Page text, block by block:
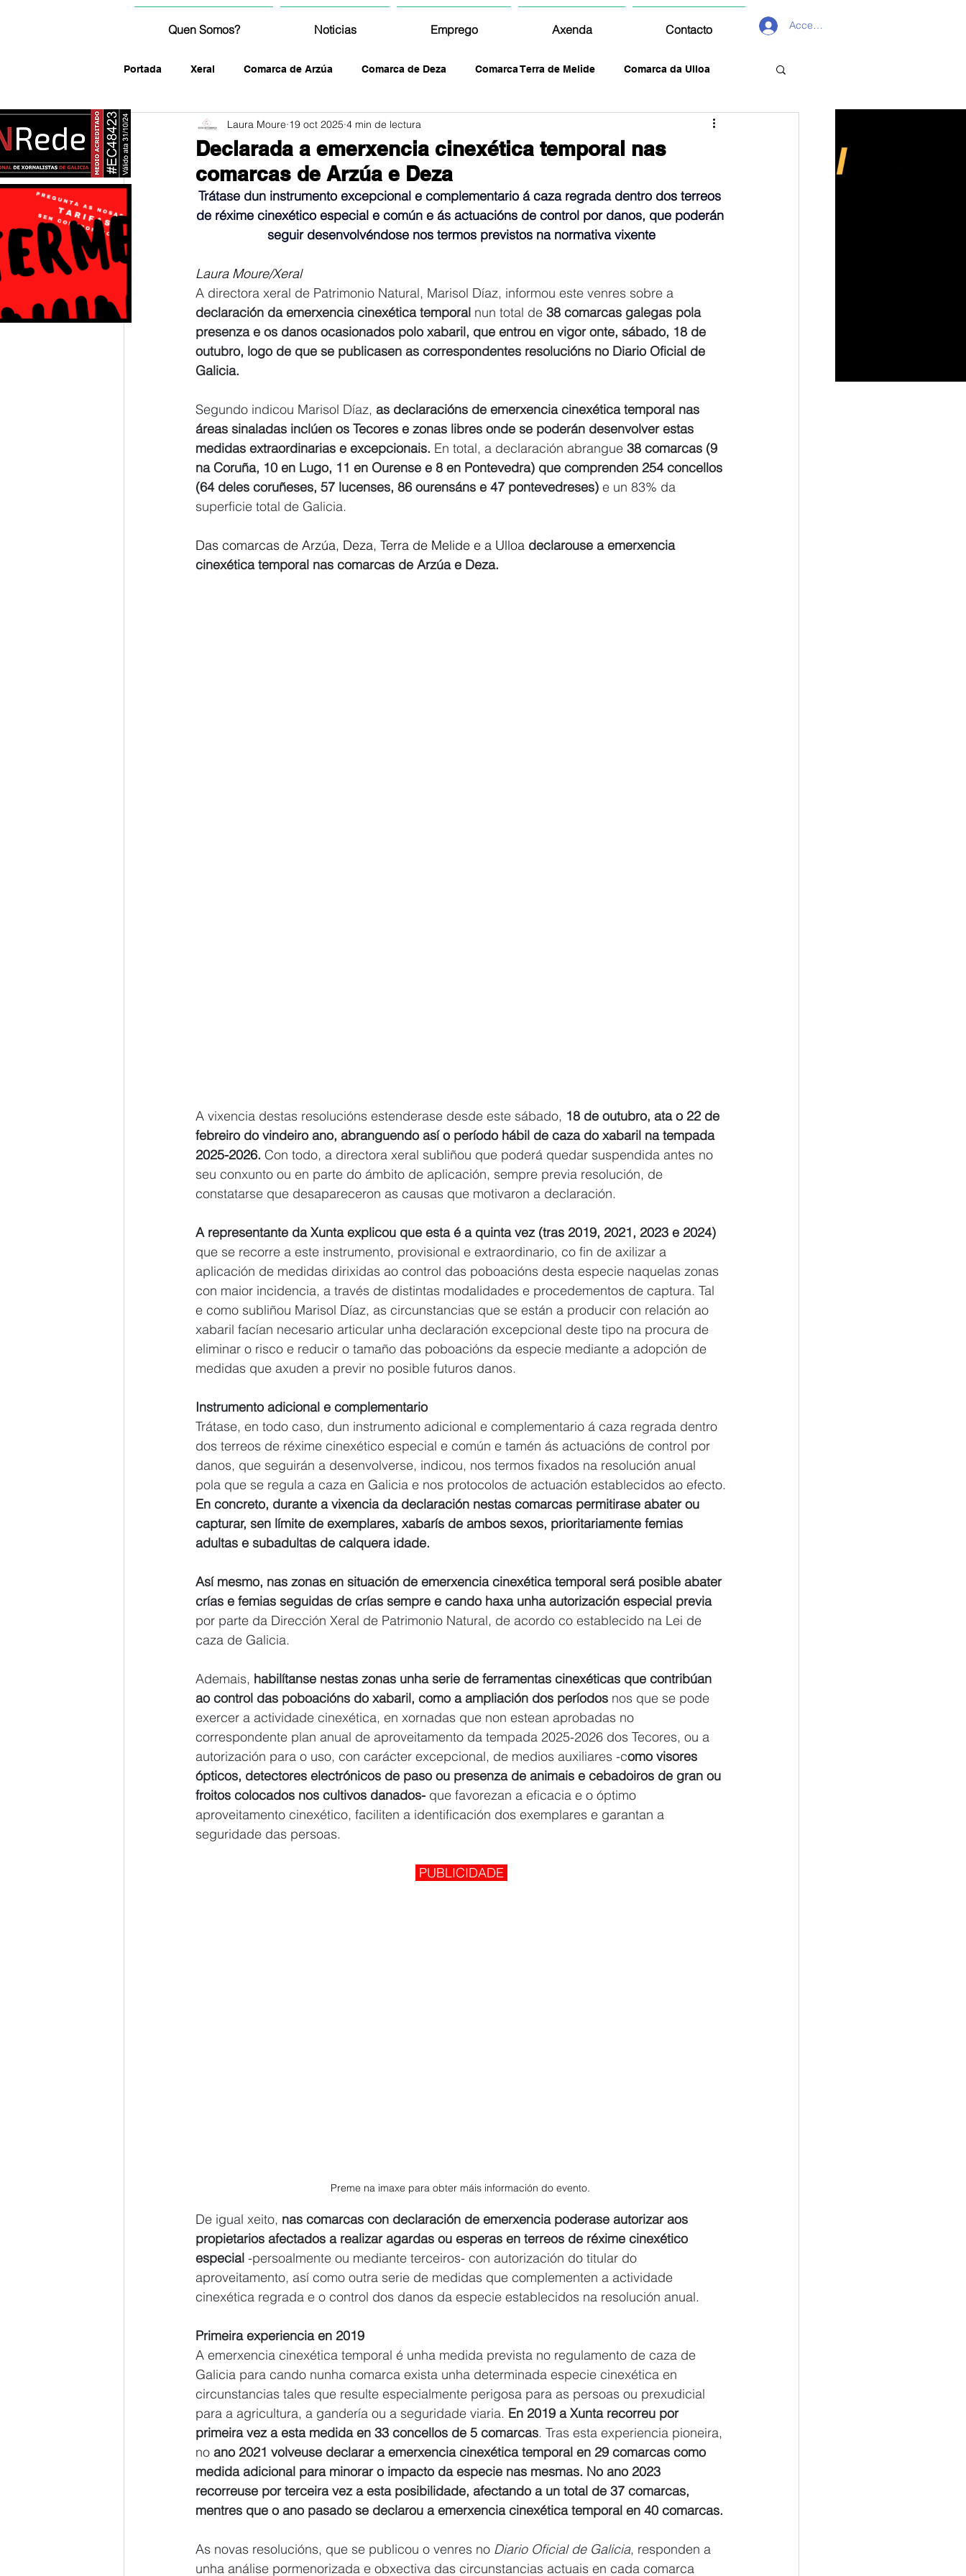
Quen Somos? Noticias Emprego Axenda Contacto Acceder
Portada Xeral Comarca de Arzúa Comarca de Deza Comarca Terra de Melide Comarca da Ulloa
fotografía
Declarada a emerxencia cinexética temporal nas
comarcas de Arzúa e Deza
Laura Moure 19 oct 2025 4 min de lectura
Trátase dun instrumento excepcional e complementario á caza regrada dentro dos terreos
de réxime cinexético especial e común e ás actuacións de control por danos, que poderán
seguir desenvolvéndose nos termos previstos na normativa vixente
Laura Moure/Xeral
A directora xeral de Patrimonio Natural, Marisol Díaz, informou este venres sobre a
declaración da emerxencia cinexética temporal nun total de 38 comarcas galegas pola
presenza e os danos ocasionados polo xabaril, que entrou en vigor onte, sábado, 18 de
outubro, logo de que se publicasen as correspondentes resolucións no Diario Oficial de
Galicia.
Segundo indicou Marisol Díaz, as declaracións de emerxencia cinexética temporal nas
áreas sinaladas inclúen os Tecores e zonas libres onde se poderán desenvolver estas
medidas extraordinarias e excepcionais. En total, a declaración abrangue 38 comarcas (9
na Coruña, 10 en Lugo, 11 en Ourense e 8 en Pontevedra) que comprenden 254 concellos
(64 deles coruñeses, 57 lucenses, 86 ourensáns e 47 pontevedreses) e un 83% da
superficie total de Galicia.
Das comarcas de Arzúa, Deza, Terra de Melide e a Ulloa declarouse a emerxencia
cinexética temporal nas comarcas de Arzúa e Deza.
A vixencia destas resolucións estenderase desde este sábado, 18 de outubro, ata o 22 de
febreiro do vindeiro ano, abranguendo así o período hábil de caza do xabaril na tempada
2025-2026. Con todo, a directora xeral subliñou que poderá quedar suspendida antes no
seu conxunto ou en parte do ámbito de aplicación, sempre previa resolución, de
constatarse que desapareceron as causas que motivaron a declaración.
A representante da Xunta explicou que esta é a quinta vez (tras 2019, 2021, 2023 e 2024)
que se recorre a este instrumento, provisional e extraordinario, co fin de axilizar a
aplicación de medidas dirixidas ao control das poboacións desta especie naquelas zonas
con maior incidencia, a través de distintas modalidades e procedementos de captura. Tal
e como subliñou Marisol Díaz, as circunstancias que se están a producir con relación ao
xabaril facían necesario articular unha declaración excepcional deste tipo na procura de
eliminar o risco e reducir o tamaño das poboacións da especie mediante a adopción de
medidas que axuden a previr no posible futuros danos.
Instrumento adicional e complementario
Trátase, en todo caso, dun instrumento adicional e complementario á caza regrada dentro
dos terreos de réxime cinexético especial e común e tamén ás actuacións de control por
danos, que seguirán a desenvolverse, indicou, nos termos fixados na resolución anual
pola que se regula a caza en Galicia e nos protocolos de actuación establecidos ao efecto.
En concreto, durante a vixencia da declaración nestas comarcas permitirase abater ou
capturar, sen límite de exemplares, xabarís de ambos sexos, prioritariamente femias
adultas e subadultas de calquera idade.
Así mesmo, nas zonas en situación de emerxencia cinexética temporal será posible abater
crías e femias seguidas de crías sempre e cando haxa unha autorización especial previa
por parte da Dirección Xeral de Patrimonio Natural, de acordo co establecido na Lei de
caza de Galicia.
Ademais, habilítanse nestas zonas unha serie de ferramentas cinexéticas que contribúan
ao control das poboacións do xabaril, como a ampliación dos períodos nos que se pode
exercer a actividade cinexética, en xornadas que non estean aprobadas no
correspondente plan anual de aproveitamento da tempada 2025-2026 dos Tecores, ou a
autorización para o uso, con carácter excepcional, de medios auxiliares -como visores
ópticos, detectores electrónicos de paso ou presenza de animais e cebadoiros de gran ou
froitos colocados nos cultivos danados- que favorezan a eficacia e o óptimo
aproveitamento cinexético, faciliten a identificación dos exemplares e garantan a
seguridade das persoas.
PUBLICIDADE
Preme na imaxe para obter máis información do evento.
De igual xeito, nas comarcas con declaración de emerxencia poderase autorizar aos
propietarios afectados a realizar agardas ou esperas en terreos de réxime cinexético
especial -persoalmente ou mediante terceiros- con autorización do titular do
aproveitamento, así como outra serie de medidas que complementen a actividade
cinexética regrada e o control dos danos da especie establecidos na resolución anual.
Primeira experiencia en 2019
A emerxencia cinexética temporal é unha medida prevista no regulamento de caza de
Galicia para cando nunha comarca exista unha determinada especie cinexética en
circunstancias tales que resulte especialmente perigosa para as persoas ou prexudicial
para a agricultura, a gandería ou a seguridade viaria. En 2019 a Xunta recorreu por
primeira vez a esta medida en 33 concellos de 5 comarcas. Tras esta experiencia pioneira,
no ano 2021 volveuse declarar a emerxencia cinexética temporal en 29 comarcas como
medida adicional para minorar o impacto da especie nas mesmas. No ano 2023
recorreuse por terceira vez a esta posibilidade, afectando a un total de 37 comarcas,
mentres que o ano pasado se declarou a emerxencia cinexética temporal en 40 comarcas.
As novas resolucións, que se publicou o venres no Diario Oficial de Galicia, responden a
unha análise pormenorizada e obxectiva das circunstancias actuais en cada comarca